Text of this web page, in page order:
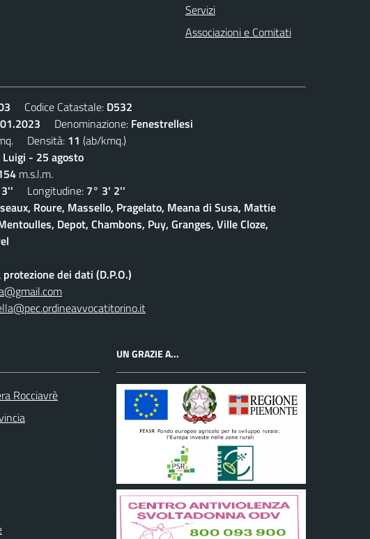
Servizi
Associazioni e Comitati
Codice Catastale: D532
Denominazione: Fenestrellesi
Densità: 11 (ab/kmq.)
Luigi - 25 agosto
m.s.l.m.
Longitudine: 7° 3' 2''
Roure, Massello, Pragelato, Meana di Susa, Mattie
Depot, Chambons, Puy, Granges, Ville Cloze,
dei dati (D.P.O.)
Rocciavrè
UN GRAZIE A...